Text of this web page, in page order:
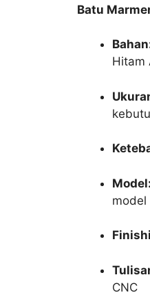
Batu
Hitam
Model:
model
CNC